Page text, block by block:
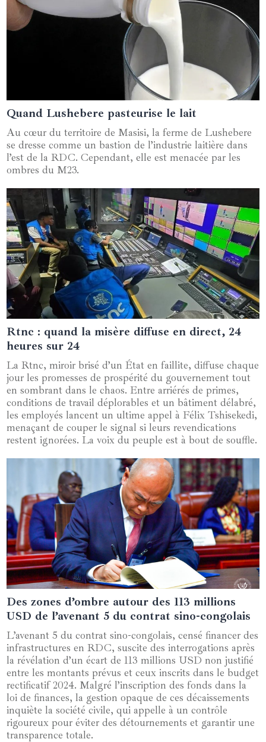
05 juin 2024
Quand Lushebere pasteurise le lait
Au cœur du territoire de Masisi, la ferme de Lushebere
se dresse comme un bastion de l’industrie laitière dans
l’est de la RDC. Cependant, elle est menacée par les
ombres du M23.
07 mai 2025
Rtnc : quand la misère diffuse en direct, 24
heures sur 24
La Rtnc, miroir brisé d’un État en faillite, diffuse chaque
jour les promesses de prospérité du gouvernement tout
en sombrant dans le chaos. Entre arriérés de primes,
conditions de travail déplorables et un bâtiment délabré,
les employés lancent un ultime appel à Félix Tshisekedi,
menaçant de couper le signal si leurs revendications
restent ignorées. La voix du peuple est à bout de souffle.
11 octobre 2024
Des zones d’ombre autour des 113 millions
USD de l’avenant 5 du contrat sino-congolais
L’avenant 5 du contrat sino-congolais, censé financer des
infrastructures en RDC, suscite des interrogations après
la révélation d’un écart de 113 millions USD non justifié
entre les montants prévus et ceux inscrits dans le budget
rectificatif 2024. Malgré l’inscription des fonds dans la
loi de finances, la gestion opaque de ces décaissements
inquiète la société civile, qui appelle à un contrôle
rigoureux pour éviter des détournements et garantir une
transparence totale.